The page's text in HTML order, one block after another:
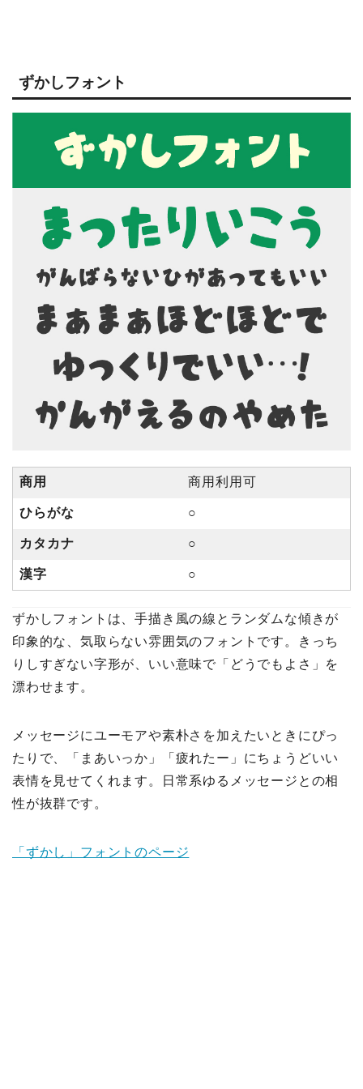
ずかしフォント
商用 商用利用可
ひらがな ○
カタカナ ○
漢字 ○
ずかしフォントは、手描き風の線とランダムな傾きが
印象的な、気取らない雰囲気のフォントです。きっち
りしすぎない字形が、いい意味で「どうでもよさ」を
漂わせます。
メッセージにユーモアや素朴さを加えたいときにぴっ
たりで、「まあいっか」「疲れたー」にちょうどいい
表情を見せてくれます。日常系ゆるメッセージとの相
性が抜群です。
「ずかし」フォントのページ